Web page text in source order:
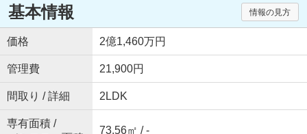
基本情報 情報の見方
価格 2億1,460万円
管理費 21,900円
間取り / 詳細 2LDK
専有面積 /
73.56㎡ / -